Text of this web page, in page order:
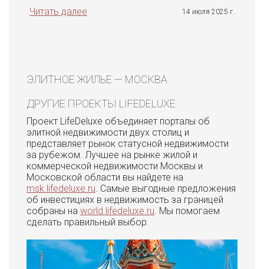
Читать далее
14 июля 2025 г.
ЭЛИТНОЕ ЖИЛЬЕ — МОСКВА
ДРУГИЕ ПРОЕКТЫ LIFEDELUXE
Проект LifeDeluxe объединяет порталы об
элитной недвижимости двух столиц и
представляет рынок статусной недвижимости
за рубежом. Лучшее на рынке жилой и
коммерческой недвижимости Москвы и
Московской области вы найдете на
msk.lifedeluxe.ru . Самые выгодные предложения
об инвестициях в недвижимость за границей
собраны на world.lifedeluxe.ru . Мы помогаем
сделать правильный выбор.